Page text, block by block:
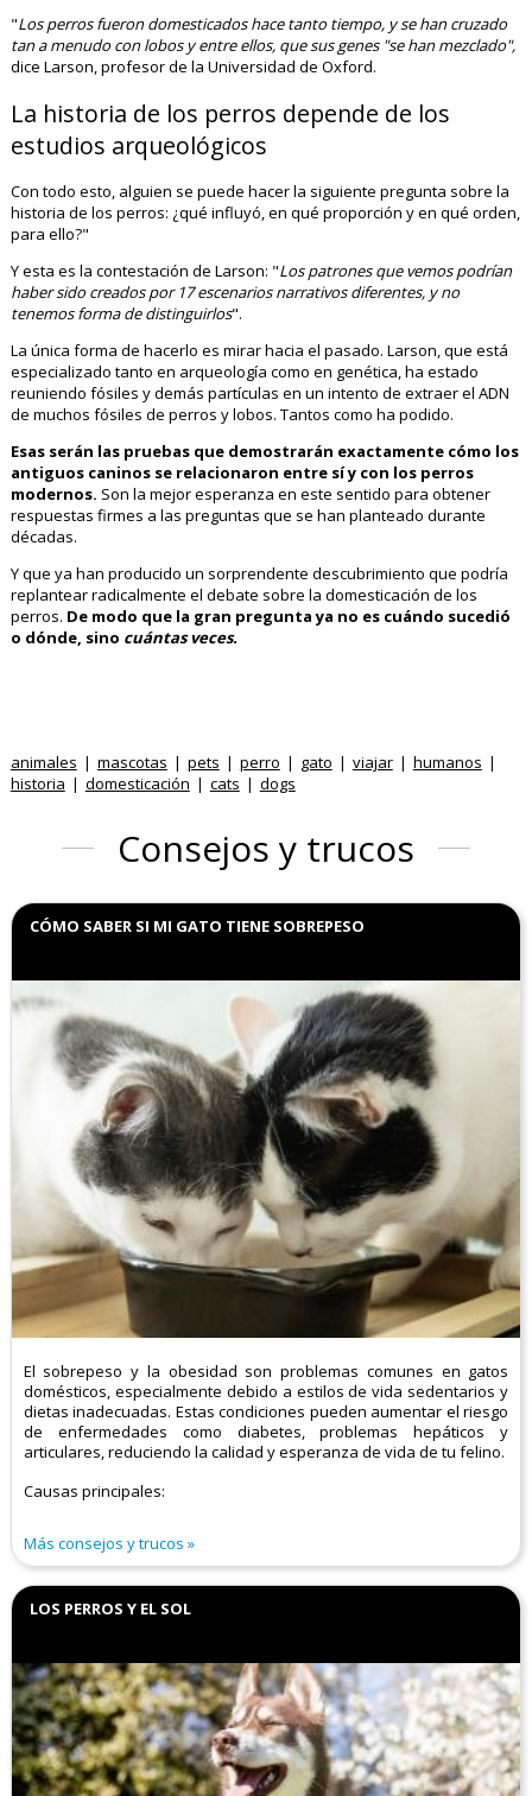
"Los perros fueron domesticados hace tanto tiempo, y se han cruzado
tan a menudo con lobos y entre ellos, que sus genes "se han mezclado",
dice Larson, profesor de la Universidad de Oxford.
La historia de los perros depende de los
estudios arqueológicos
Con todo esto, alguien se puede hacer la siguiente pregunta sobre la
historia de los perros: ¿qué influyó, en qué proporción y en qué orden,
para ello?"
Y esta es la contestación de Larson: "Los patrones que vemos podrían
haber sido creados por 17 escenarios narrativos diferentes, y no
tenemos forma de distinguirlos".
La única forma de hacerlo es mirar hacia el pasado. Larson, que está
especializado tanto en arqueología como en genética, ha estado
reuniendo fósiles y demás partículas en un intento de extraer el ADN
de muchos fósiles de perros y lobos. Tantos como ha podido.
Esas serán las pruebas que demostrarán exactamente cómo los
antiguos caninos se relacionaron entre sí y con los perros
modernos. Son la mejor esperanza en este sentido para obtener
respuestas firmes a las preguntas que se han planteado durante
décadas.
Y que ya han producido un sorprendente descubrimiento que podría
replantear radicalmente el debate sobre la domesticación de los
perros. De modo que la gran pregunta ya no es cuándo sucedió
o dónde, sino cuántas veces.
animales mascotas pets perro gato viajar
humanos
historia
domesticación cats dogs
Consejos y trucos
CÓMO SABER SI MI GATO TIENE SOBREPESO
El sobrepeso y la obesidad son problemas comunes en gatos
domésticos, especialmente debido a estilos de vida sedentarios y
dietas inadecuadas. Estas condiciones pueden aumentar el riesgo
de enfermedades como diabetes, problemas hepáticos y
articulares, reduciendo la calidad y esperanza de vida de tu felino.​
Causas principales:
Más consejos y trucos
LOS PERROS Y EL SOL